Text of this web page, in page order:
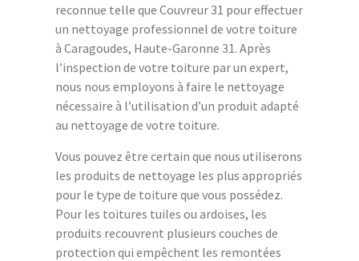
reconnue telle que Couvreur 31 pour effectuer
un nettoyage professionnel de votre toiture
à Caragoudes, Haute-Garonne 31. Après
l’inspection de votre toiture par un expert,
nous nous employons à faire le nettoyage
nécessaire à l’utilisation d’un produit adapté
au nettoyage de votre toiture.
Vous pouvez être certain que nous utiliserons
les produits de nettoyage les plus appropriés
pour le type de toiture que vous possédez.
Pour les toitures tuiles ou ardoises, les
produits recouvrent plusieurs couches de
protection qui empêchent les remontées